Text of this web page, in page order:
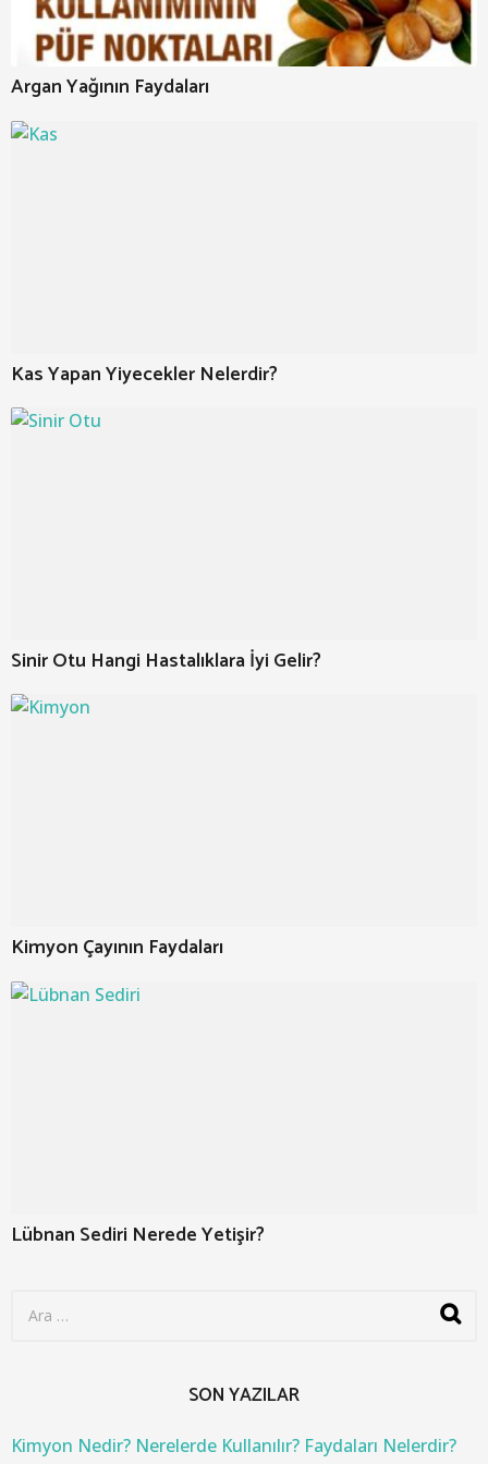
Argan Yağının Faydaları
Kas Yapan Yiyecekler Nelerdir?
Sinir Otu Hangi Hastalıklara İyi Gelir?
Kimyon Çayının Faydaları
Lübnan Sediri Nerede Yetişir?
o
SON YAZILAR
Kimyon Nedir? Nerelerde Kullanılır? Faydaları Nelerdir?